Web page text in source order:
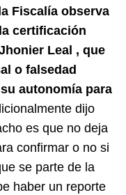
Fiscalía observa
certificación
Leal , que
o falsedad
autonomía para
dijo
es que no deja
confirmar o no si
se parte de la
haber un reporte